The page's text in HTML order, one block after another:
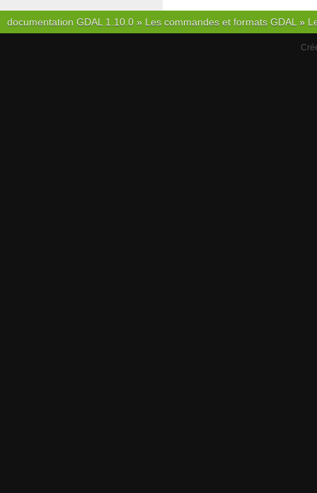
documentation GDAL 1.10.0 » Les commandes et formats GDAL »